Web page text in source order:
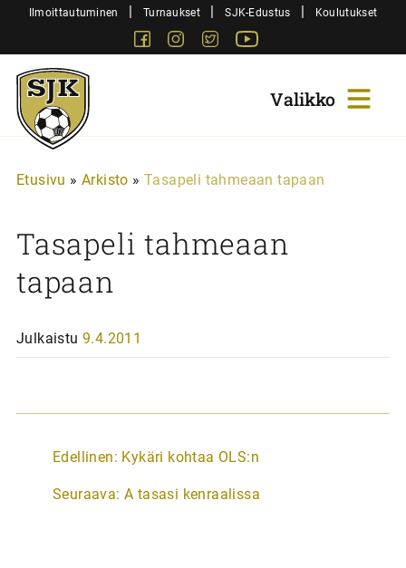
SiirryIlmoittautuminen | Turnaukset | SJK-Edustus | Koulutukset
FacebookInstagram
Twitter
Sjk-
Juniorit
Etusivu » Arkisto » Tasapeli tahmeaan tapaan
Tasapeli tahmeaan
tapaan
Julkaistu 9.4.2011
A
t
Edellinen: Kykäri kohtaa OLS:n
Seuraava: A tasasi kenraalissa